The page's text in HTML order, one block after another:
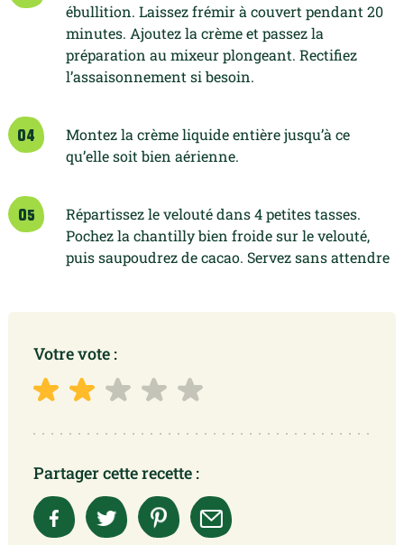
ébullition. Laissez frémir à couvert pendant 20
minutes. Ajoutez la crème et passez la
préparation au mixeur plongeant. Rectifiez
l’assaisonnement si besoin.
04
Montez la crème liquide entière jusqu’à ce
qu’elle soit bien aérienne.
05
Répartissez le velouté dans 4 petites tasses.
Pochez la chantilly bien froide sur le velouté,
puis saupoudrez de cacao. Servez sans attendre
Votre vote :
Partager cette recette :